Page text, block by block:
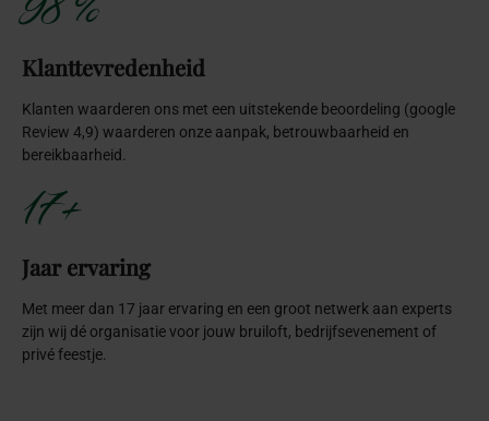
Klanttevredenheid
Klanten waarderen ons met een uitstekende beoordeling (google
Review 4,9) waarderen onze aanpak, betrouwbaarheid en
bereikbaarheid.
17+
Jaar ervaring
Met meer dan 17 jaar ervaring en een groot netwerk aan experts
zijn wij dé organisatie voor jouw bruiloft, bedrijfsevenement of
privé feestje.